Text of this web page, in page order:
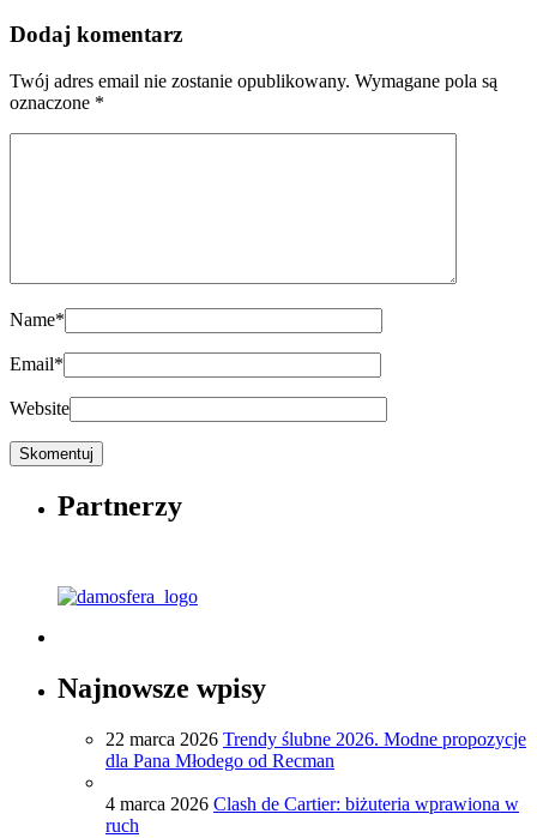
Dodaj komentarz
Twój adres email nie zostanie opublikowany. Wymagane pola są
oznaczone *
Name*
Email*
Website
Partnerzy
Najnowsze wpisy
22 marca 2026 Trendy ślubne 2026. Modne propozycje
dla Pana Młodego od Recman
4 marca 2026 Clash de Cartier: biżuteria wprawiona w
ruch